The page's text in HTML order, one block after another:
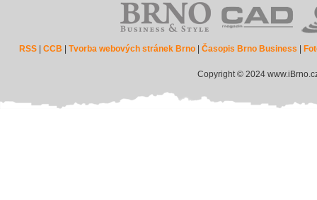
RSS |CCB |Tvorba webových stránek Brno |Časopis Brno Business
Copyright © 2024